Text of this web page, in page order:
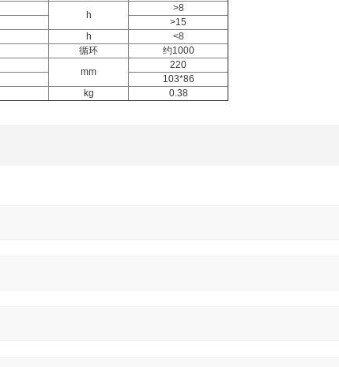
h
>8
>15
h
<8
循环
约1000
mm
220
103*86
kg 0.38